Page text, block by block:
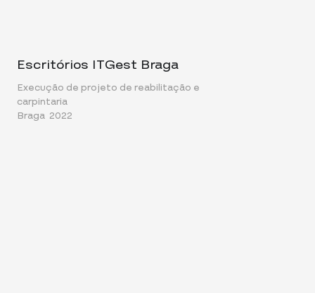
Escritórios ITGest Braga
Execução de projeto de reabilitação e
carpintaria
Braga 2022